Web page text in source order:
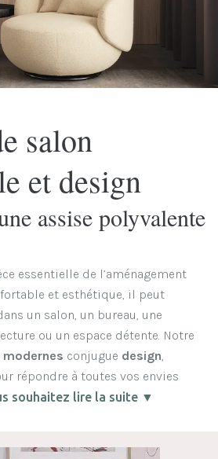
salon
et design
assise polyvalente
essentielle de l’aménagement
et esthétique, il peut
un salon, un bureau, une
ou un espace détente. Notre
modernes conjugue design,
répondre à toutes vos envies
souhaitez lire la suite ▼